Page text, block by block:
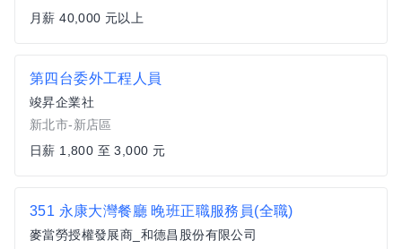
月薪 40,000 元以上
第四台委外工程人員
竣昇企業社
新北市-新店區
日薪 1,800 至 3,000 元
351 永康大灣餐廳 晚班正職服務員(全職)
麥當勞授權發展商_和德昌股份有限公司